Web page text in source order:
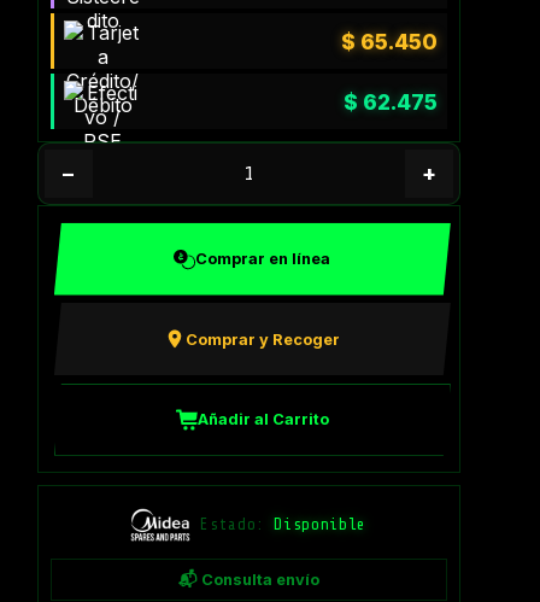
$ 65.450
$ 62.475
− +
Comprar en línea
Comprar y Recoger
Añadir al Carrito
Estado: Disponible
📬 Consulta envío